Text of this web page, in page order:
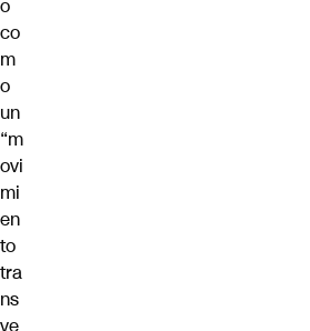
o
co
m
o
un
“m
ovi
mi
en
to
tra
ns
ve